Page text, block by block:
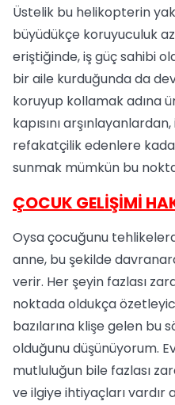
Üstelik bu helikopterin
büyüdükçe koruyuculuk
eriştiğinde, iş güç sahibi
bir aile kurduğunda da
koruyup kollamak adına
kapısını
refakatçilik edenlere
sunmak mümkün bu
ÇOCUK GELİŞİMİ
Oysa çocuğunu
anne, bu şekilde
verir. Her şeyin fazlası
noktada oldukça
bazılarına klişe gelen bu
olduğunu düşünüyorum.
mutluluğun bile fazlası
ve ilgiye ihtiyaçları